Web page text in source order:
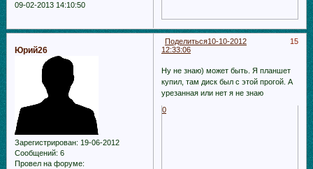
09-02-2013 14:10:50
Поделиться 15
10-10-2012
12:33:06
Юрий26
Зарегистрирован: 19-06-2012
Сообщений: 6
Провел на форуме:
Ну не знаю) может быть. Я планшет
купил, там диск был с этой прогой. А
урезанная или нет я не знаю
0